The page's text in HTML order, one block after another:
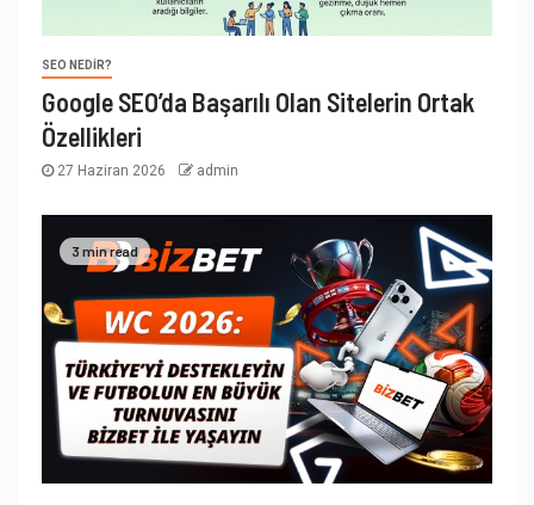
SEO NEDIR?
Google SEO’da Başarılı Olan Sitelerin Ortak
Özellikleri
27 Haziran 2026 admin
3 min read